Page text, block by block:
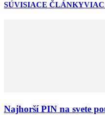
SÚVISIACE ČLÁNKYVIAC
Najhorší PIN na svete